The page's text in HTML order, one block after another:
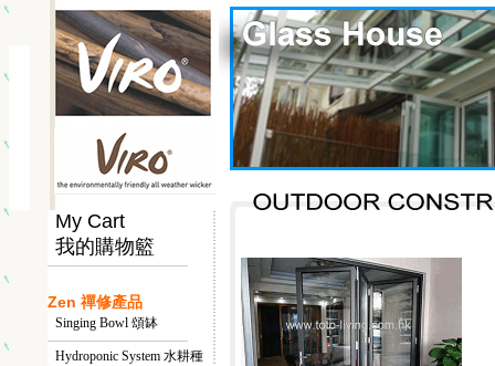
My Cart
我的購物籃
Zen 禪修產品
Singing Bowl 頌缽
Hydroponic System 水耕種